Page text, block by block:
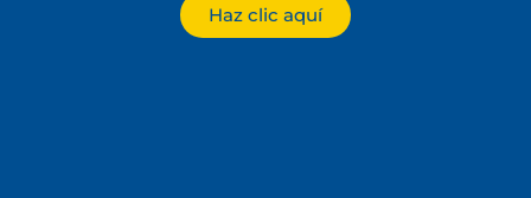
Haz clic aquí